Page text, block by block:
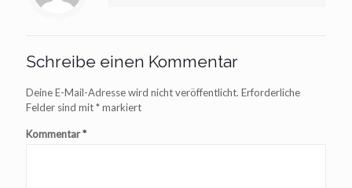
Schreibe einen Kommentar
Deine E-Mail-Adresse wird nicht veröffentlicht. Erforderliche
Felder sind mit*markiert
Kommentar*